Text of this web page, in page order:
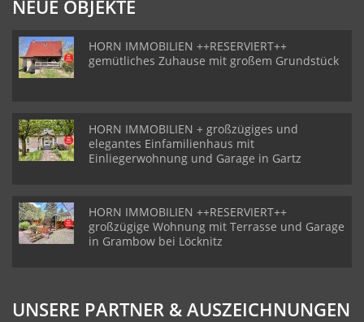
NEUE OBJEKTE
HORN IMMOBILIEN ++RESERVIERT++
gemütliches Zuhause mit großem Grundstück
HORN IMMOBILIEN + großzügiges und
elegantes Einfamilienhaus mit
Einliegerwohnung und Garage in Gartz
HORN IMMOBILIEN ++RESERVIERT++
großzügige Wohnung mit Terrasse und Garage
in Grambow bei Löcknitz
UNSERE PARTNER & AUSZEICHNUNGEN